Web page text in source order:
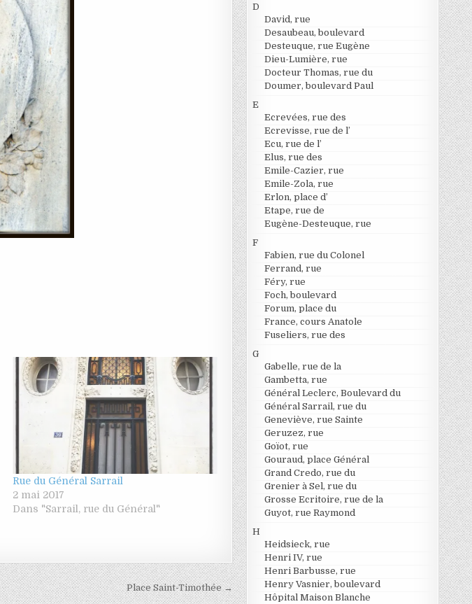
Rue du Général Sarrail
2 mai 2017
Dans "Sarrail, rue du Général"
Place Saint-Timothée →
D
David, rue
Desaubeau, boulevard
Desteuque, rue Eugène
Dieu-Lumière, rue
Docteur Thomas, rue du
Doumer, boulevard Paul
E
Ecrevées, rue des
Ecrevisse, rue de l’
Ecu, rue de l’
Elus, rue des
Emile-Cazier, rue
Emile-Zola, rue
Erlon, place d’
Etape, rue de
Eugène-Desteuque, rue
F
Fabien, rue du Colonel
Ferrand, rue
Féry, rue
Foch, boulevard
Forum, place du
France, cours Anatole
Fuseliers, rue des
G
Gabelle, rue de la
Gambetta, rue
Général Leclerc, Boulevard du
Général Sarrail, rue du
Geneviève, rue Sainte
Geruzez, rue
Goïot, rue
Gouraud, place Général
Grand Credo, rue du
Grenier à Sel, rue du
Grosse Ecritoire, rue de la
Guyot, rue Raymond
H
Heidsieck, rue
Henri IV, rue
Henri Barbusse, rue
Henry Vasnier, boulevard
Hôpital Maison Blanche